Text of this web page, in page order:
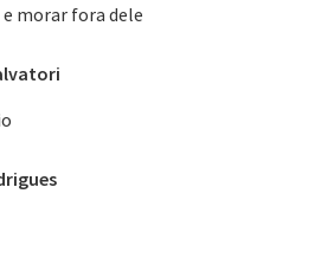
morar fora dele